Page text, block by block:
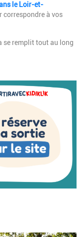
le Loir-et-
correspondre à vos
se remplit tout au long